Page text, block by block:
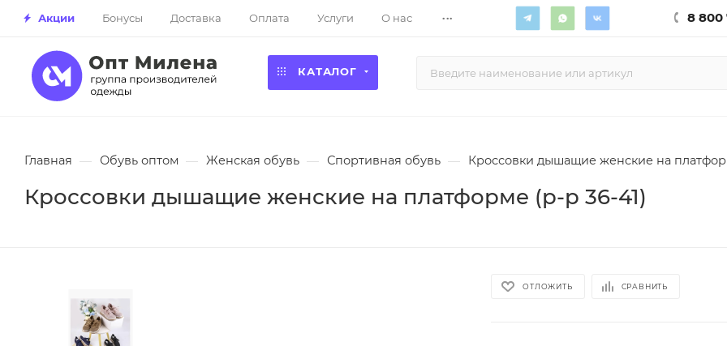
Акции Бонусы Доставка Оплата Услуги О нас ... 8 800
КАТАЛОГ
Главная — Обувь оптом — Женская обувь — Спортивная обувь — Кроссовки дышащие женские на
Кроссовки дышащие женские на платформе (р-р 36-41)
ОТЛОЖИТЬ СРАВНИТЬ